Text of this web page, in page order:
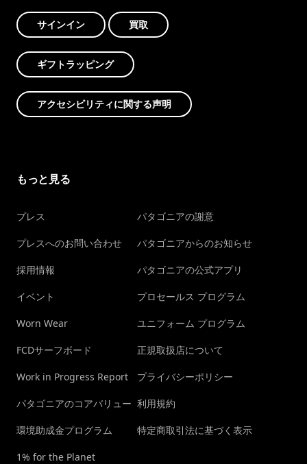
サインイン 買取
ギフトラッピング
アクセシビリティに関する声明
もっと見る
プレス
プレスへのお問い合わせ
採用情報
イベント
Worn Wear
FCDサーフボード
Work in Progress Report
パタゴニアのコアバリュー
環境助成金プログラム
1% for the Planet
パタゴニアの謝意
パタゴニアからのお知らせ
パタゴニアの公式アプリ
プロセールス プログラム
ユニフォーム プログラム
正規取扱店について
プライバシーポリシー
利用規約
特定商取引法に基づく表示